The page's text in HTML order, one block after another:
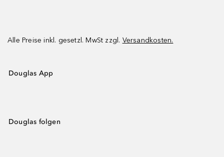
Alle Preise inkl. gesetzl. MwSt zzgl. Versandkosten.
Douglas App
Douglas folgen